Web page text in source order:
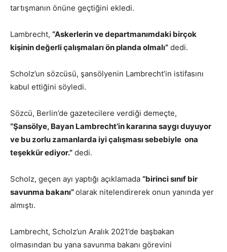
tartışmanın önüne geçtiğini ekledi.
Lambrecht, “Askerlerin ve departmanımdaki birçok
kişinin değerli çalışmaları ön planda olmalı” dedi.
Scholz’un sözcüsü, şansölyenin Lambrecht’in istifasını
kabul ettiğini söyledi.
Sözcü, Berlin’de gazetecilere verdiği demeçte,
“Şansölye, Bayan Lambrecht’in kararına saygı duyuyor
ve bu zorlu zamanlarda iyi çalışması sebebiyle ona
teşekkür ediyor.” dedi.
Scholz, geçen ayı yaptığı açıklamada “birinci sınıf bir
savunma bakanı”olarak nitelendirerek onun yanında yer
almıştı.
Lambrecht, Scholz’un Aralık 2021’de başbakan
olmasından bu yana savunma bakanı görevini